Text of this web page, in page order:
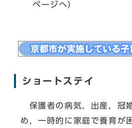
ページへ）
ショートステイ
保護者の病気，出産，冠
め，一時的に家庭で養育